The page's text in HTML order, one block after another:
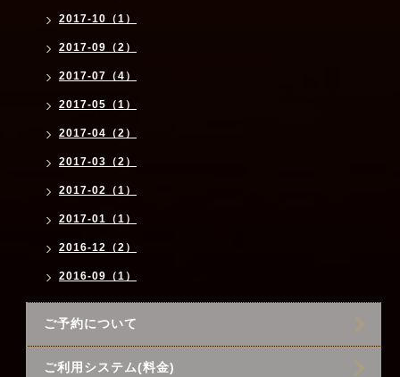
2017-10（1）
2017-09（2）
2017-07（4）
2017-05（1）
2017-04（2）
2017-03（2）
2017-02（1）
2017-01（1）
2016-12（2）
2016-09（1）
ご予約について
ご利用システム(料金)